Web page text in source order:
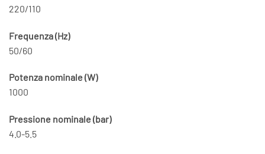
220/110
Frequenza (Hz)
50/60
Potenza nominale (W)
1000
Pressione nominale (bar)
4.0-5.5